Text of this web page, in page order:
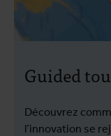
Guided
Découvrez
l’innovation se